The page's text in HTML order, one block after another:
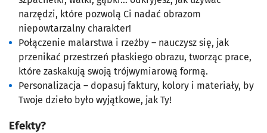
narzędzi, które pozwolą Ci nadać obrazom
niepowtarzalny charakter!
Połączenie malarstwa i rzeźby – nauczysz się, jak
przenikać przestrzeń płaskiego obrazu, tworząc prace,
które zaskakują swoją trójwymiarową formą.
Personalizacja – dopasuj faktury, kolory i materiały, by
Twoje dzieło było wyjątkowe, jak Ty!
Efekty?